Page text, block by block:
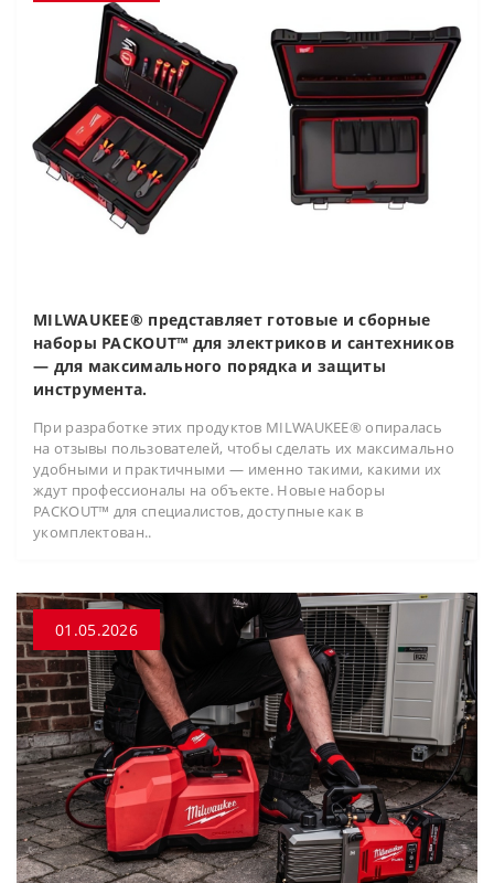
MILWAUKEE® представляет готовые и сборные
наборы PACKOUT™ для электриков и сантехников
— для максимального порядка и защиты
инструмента.
При разработке этих продуктов MILWAUKEE® опиралась
на отзывы пользователей, чтобы сделать их максимально
удобными и практичными — именно такими, какими их
ждут профессионалы на объекте. Новые наборы
PACKOUT™ для специалистов, доступные как в
укомплектован..
01.05.2026